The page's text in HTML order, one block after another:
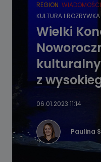
REGION WIADOMOŚCI
KULTURA I ROZRYWKA
Wielki
kulturalny
z
06.01.2023 11:14
Paulina